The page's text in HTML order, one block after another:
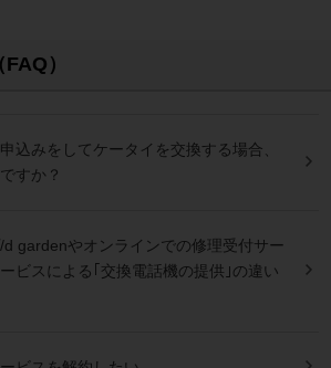
）
込みをしてケータイを交換する場合、
すか？
d gardenやオンラインでの修理受付サー
ビスによる｢交換電話機の提供｣の違い